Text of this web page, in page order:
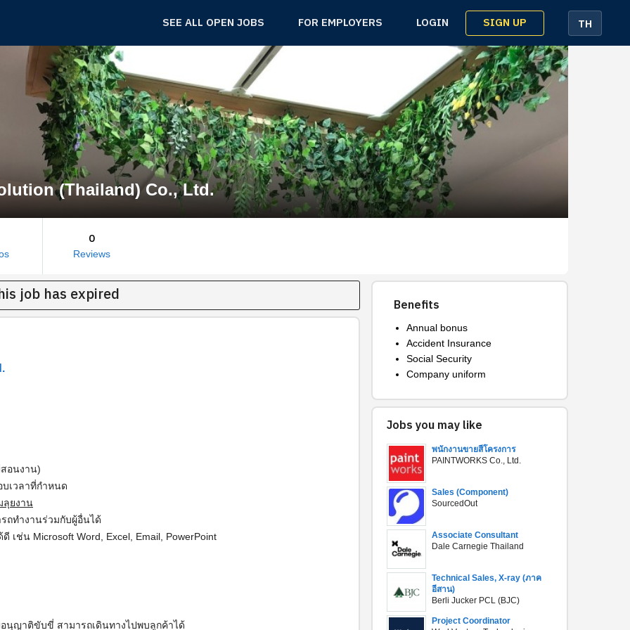
SEE ALL OPEN JOBS FOR EMPLOYERS LOGIN SIGN UP TH
(Thailand) Co., Ltd.
0
Reviews
job has expired
อนงาน)
เวลาที่กำหนด
ลุยงาน
ถทำงานร่วมกับผู้อื่นได้
เช่น Microsoft Word, Excel, Email, PowerPoint
นุญาติขับขี่ สามารถเดินทางไปพบลูกค้าได้
Benefits
Annual bonus
Accident Insurance
Social Security
Company uniform
Jobs you may like
พนักงานขายสีโครงการ
PAINTWORKS Co., Ltd.
Sales (Component)
SourcedOut
Associate Consultant
Dale Carnegie Thailand
Technical Sales, X-ray (ภาค
อีสาน)
Berli Jucker PCL (BJC)
Project Coordinator